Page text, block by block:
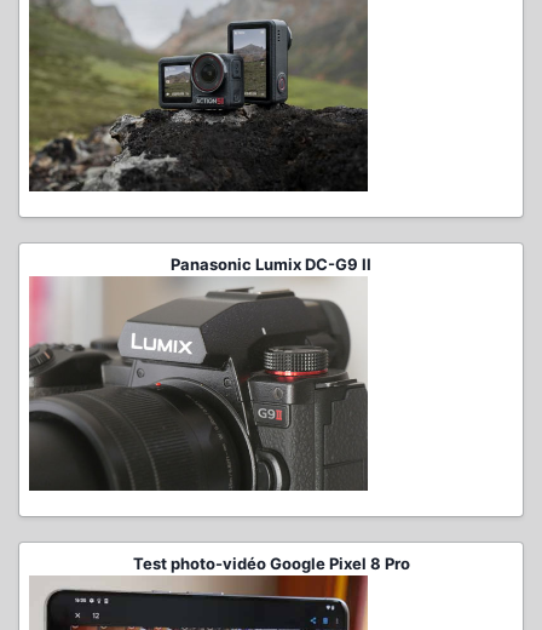
Panasonic Lumix DC-G9 II
Test photo-vidéo Google Pixel 8 Pro